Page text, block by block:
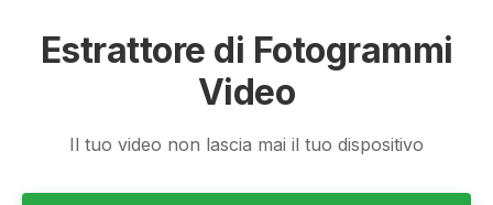
Estrattore di Fotogrammi
Video
Il tuo video non lascia mai il tuo dispositivo